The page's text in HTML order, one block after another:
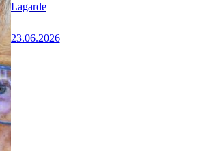
Lagarde
23.06.2026